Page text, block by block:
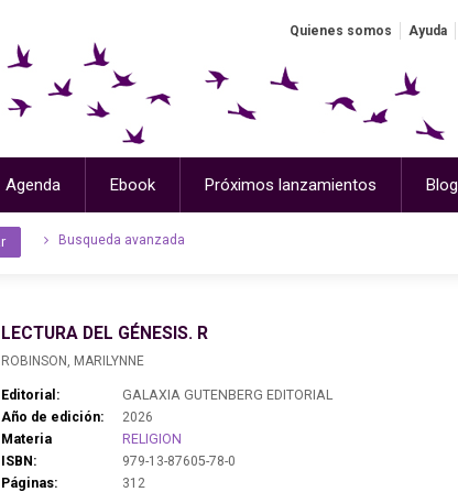
Quienes somos Ayuda
Agenda Ebook Próximos lanzamientos Blog
Busqueda avanzada
LECTURA DEL GÉNESIS. R
ROBINSON, MARILYNNE
Editorial:
GALAXIA GUTENBERG EDITORIAL
Año de edición:
2026
Materia
RELIGION
ISBN:
979-13-87605-78-0
Páginas:
312